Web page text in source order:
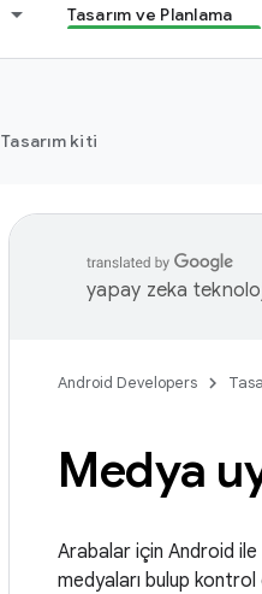
Tasarım ve Planlama
Tasarım kiti
yapay zeka
Android Developers
Medya
Arabalar için Android
medyaları bulup kontrol